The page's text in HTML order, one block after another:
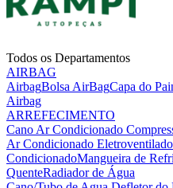
Todos os Departamentos
AIRBAG
AirbagBolsa AirBagCapa do
Airbag
ARREFECIMENTO
Cano Ar Condicionado
Ar Condicionado
CondicionadoMangueira de
QuenteRadiador de Água